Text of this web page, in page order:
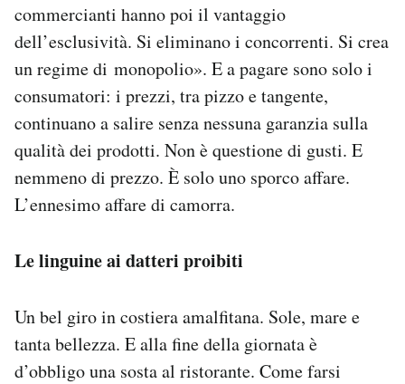
commercianti hanno poi il vantaggio
dell’esclusività. Si eliminano i concorrenti. Si crea
un regime di monopolio». E a pagare sono solo i
consumatori: i prezzi, tra pizzo e tangente,
continuano a salire senza nessuna garanzia sulla
qualità dei prodotti. Non è questione di gusti. E
nemmeno di prezzo. È solo uno sporco affare.
L’ennesimo affare di camorra.
Le linguine ai datteri proibiti
Un bel giro in costiera amalfitana. Sole, mare e
tanta bellezza. E alla fine della giornata è
d’obbligo una sosta al ristorante. Come farsi